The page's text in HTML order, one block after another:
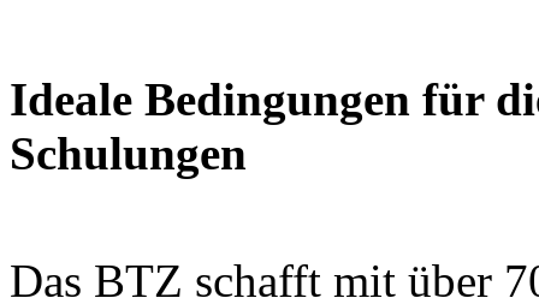
Ideale Bedingungen für
Schulungen
Das BTZ schafft mit über